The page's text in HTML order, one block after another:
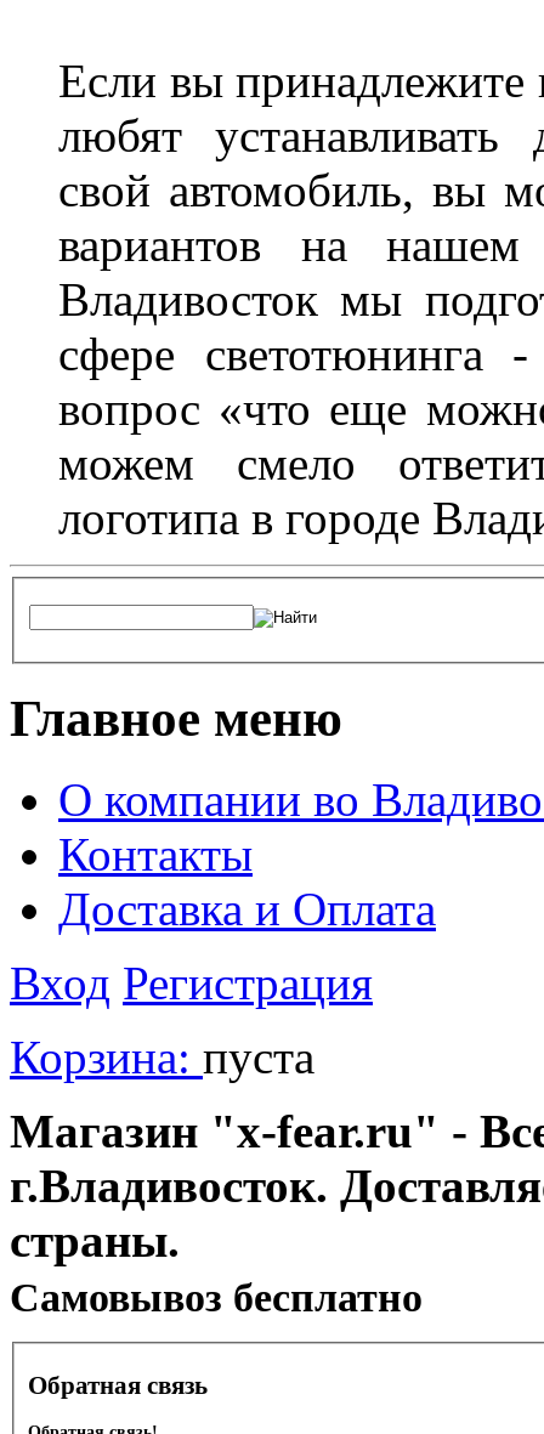
Если вы принадлежите
любят устанавливать
свой автомобиль, вы
вариантов на
Владивосток мы
сфере светотюнинга
вопрос «что еще
можем смело
логотипа в городе
Главное меню
О компании во
Контакты
Доставка и Оплата
Вход Регистрация
Корзина: пуста
Магазин "x-fear.ru" -
г.Владивосток.
страны.
Cамовывоз бесплатно
Обратная связь